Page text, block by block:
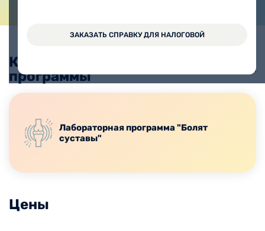
ЗАКАЗАТЬ СПРАВКУ ДЛЯ НАЛОГОВОЙ
Комплексные
программы
Все программы
Лабораторная программа "Болят
суставы"
Цены